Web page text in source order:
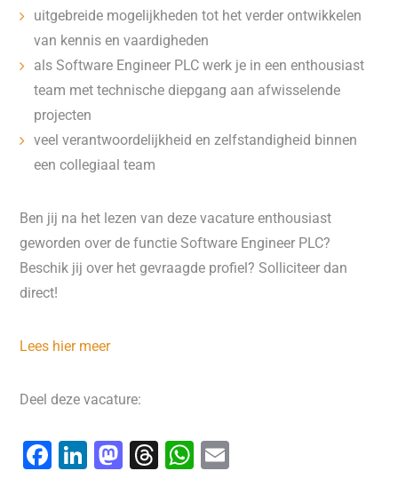
uitgebreide mogelijkheden tot het verder ontwikkelen
van kennis en vaardigheden
als Software Engineer PLC werk je in een enthousiast
team met technische diepgang aan afwisselende
projecten
veel verantwoordelijkheid en zelfstandigheid binnen
een collegiaal team
Ben jij na het lezen van deze vacature enthousiast
geworden over de functie Software Engineer PLC?
Beschik jij over het gevraagde profiel? Solliciteer dan
direct!
Lees hier meer
Deel deze vacature:
F
Li M T
W